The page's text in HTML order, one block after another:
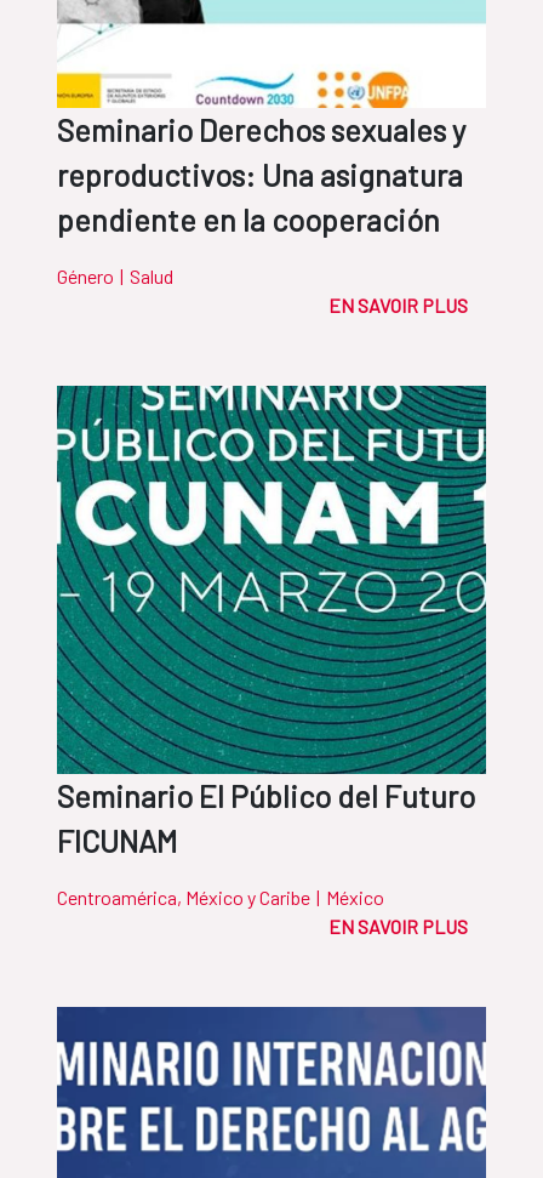
Seminario Derechos sexuales y
reproductivos: Una asignatura
pendiente en la cooperación
Género | Salud
EN SAVOIR PLUS
Seminario El Público del Futuro
FICUNAM
Centroamérica, México y Caribe | México
EN SAVOIR PLUS